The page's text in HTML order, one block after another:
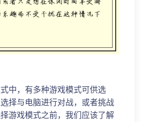
中，有多种游戏模式可供选
择与电脑进行对战，或者挑战
游戏模式之前，我们应该了解